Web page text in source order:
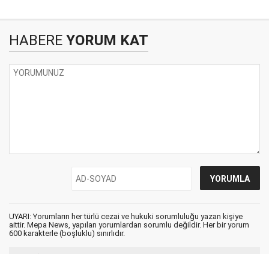
HABERE YORUM KAT
UYARI: Yorumların her türlü cezai ve hukuki sorumluluğu yazan kişiye
aittir. Mepa News, yapılan yorumlardan sorumlu değildir. Her bir yorum
600 karakterle (boşluklu) sınırlıdır.